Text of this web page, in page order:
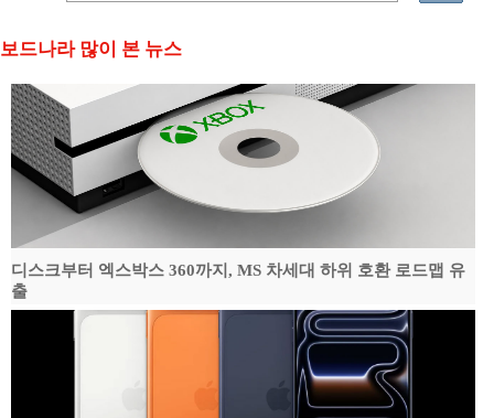
보드나라 많이 본 뉴스
디스크부터 엑스박스 360까지, MS 차세대 하위 호환 로드맵 유
출